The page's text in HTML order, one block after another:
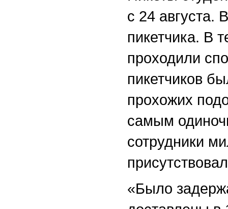
с 24 августа.
пикетчика. В
проходили
пикетчиков
прохожих
самым
сотрудники
«Было